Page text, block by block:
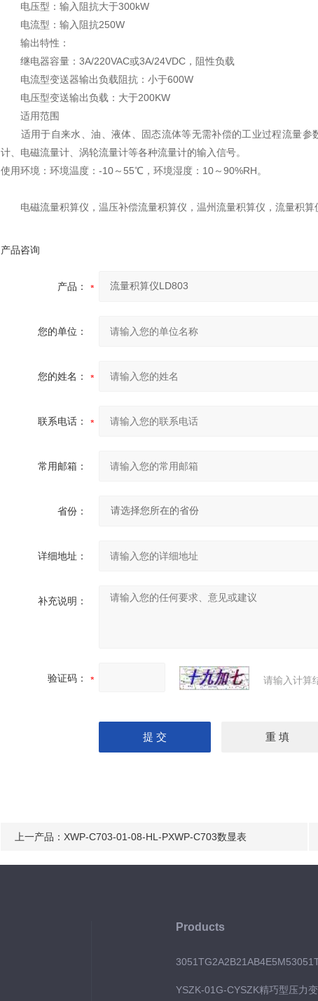
电压型：输入阻抗大于300kW
电流型：输入阻抗250W
输出特性：
继电器容量：3A/220VAC或3A/24VDC，阻性负载
电流型变送器输出负载阻抗：小于600W
电压型变送输出负载：大于200KW
适用范围
适用于自来水、油、液体、固态流体等无需补偿的工业过程流量参
计、电磁流量计、涡轮流量计等各种流量计的输入信号。
使用环境：环境温度：-10～55℃，环境湿度：10～90%RH。
电磁流量积算仪，温压补偿流量积算仪，温州流量积算仪，流量积算
产品咨询
产品：
您的单位：
您的姓名：
联系电话：
常用邮箱：
省份：
详细地址：
补充说明：
验证码： 请输入计算
上一产品： XWP-C703-01-08-HL-PXWP-C703数显表
Products
YSZK-01G-CYSZK精巧型压力